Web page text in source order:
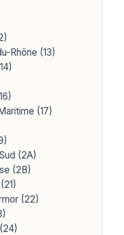
Rhône (13)
(17)
(2A)
(2B)
(22)